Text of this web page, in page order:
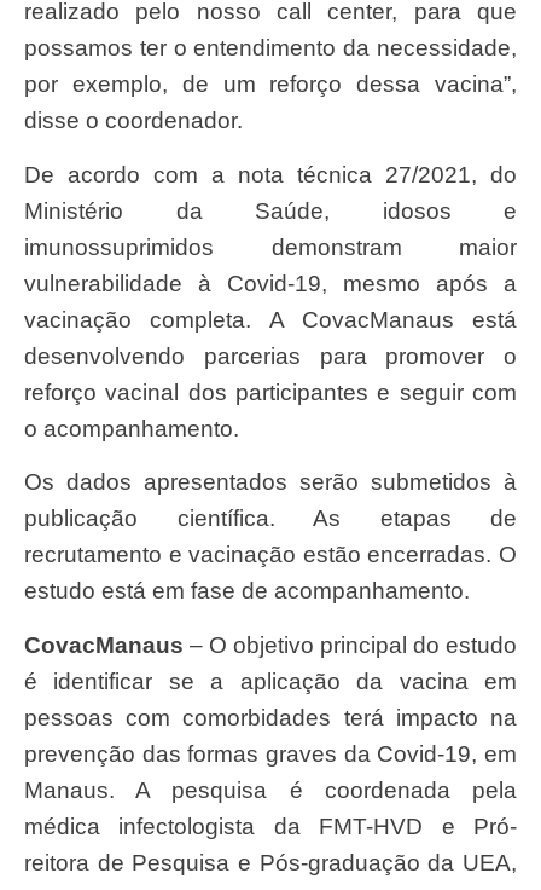
realizado pelo nosso call center, para que
possamos ter o entendimento da necessidade,
por exemplo, de um reforço dessa vacina”,
disse o coordenador.
De acordo com a nota técnica 27/2021, do
Ministério da Saúde, idosos e
imunossuprimidos demonstram maior
vulnerabilidade à Covid-19, mesmo após a
vacinação completa. A CovacManaus está
desenvolvendo parcerias para promover o
reforço vacinal dos participantes e seguir com
o acompanhamento.
Os dados apresentados serão submetidos à
publicação científica. As etapas de
recrutamento e vacinação estão encerradas. O
estudo está em fase de acompanhamento.
CovacManaus – O objetivo principal do estudo
é identificar se a aplicação da vacina em
pessoas com comorbidades terá impacto na
prevenção das formas graves da Covid-19, em
Manaus. A pesquisa é coordenada pela
médica infectologista da FMT-HVD e Pró-
reitora de Pesquisa e Pós-graduação da UEA,